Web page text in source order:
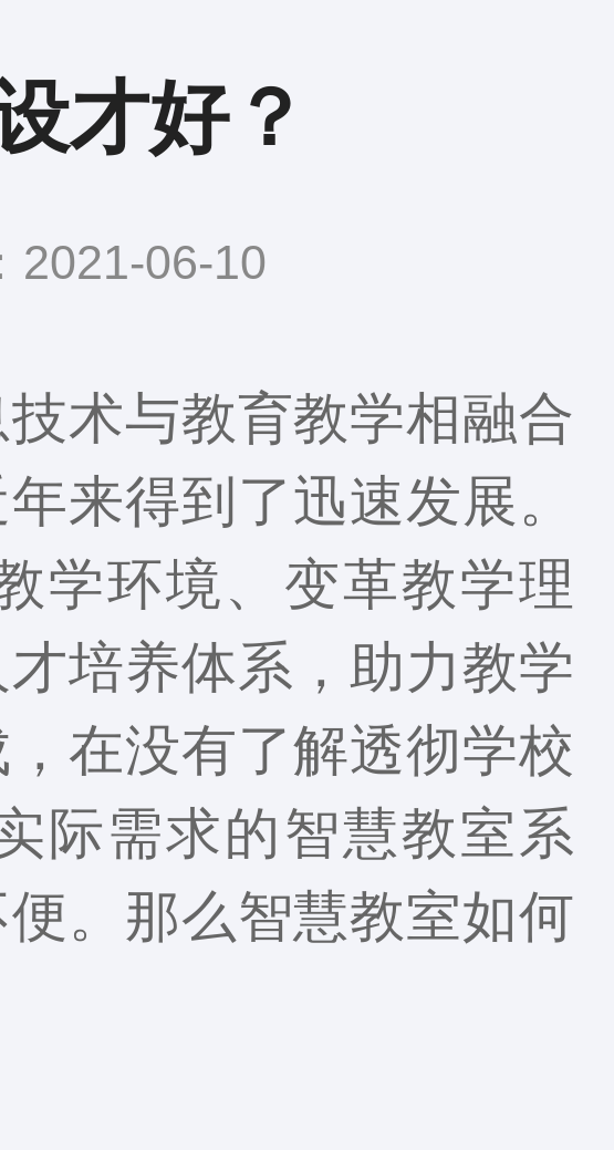
才好？
2021-06-10
术与教育教学相融合
来得到了迅速发展。
学环境、变革教学理
培养体系，助力教学
在没有了解透彻学校
际需求的智慧教室系
。那么智慧教室如何